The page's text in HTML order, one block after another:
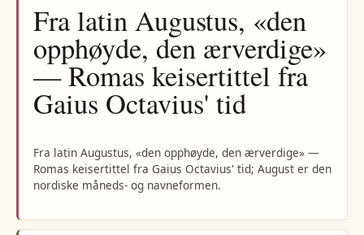
Fra latin Augustus, «den
opphøyde, den ærverdige»
— Romas keisertittel fra
Gaius Octavius' tid
Fra latin Augustus, «den opphøyde, den ærverdige» —
Romas keisertittel fra Gaius Octavius' tid; August er den
nordiske måneds- og navneformen.